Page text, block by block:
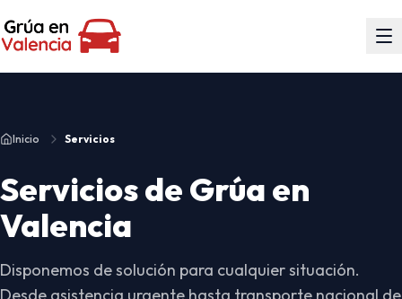
Inicio Servicios
Servicios de Grúa en
Valencia
Disponemos de solución para cualquier situación.